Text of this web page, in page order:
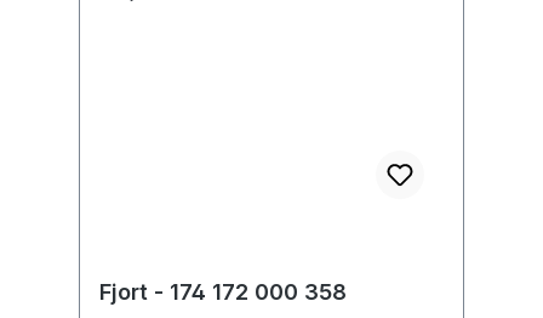
Fjort - 174 172 000 358